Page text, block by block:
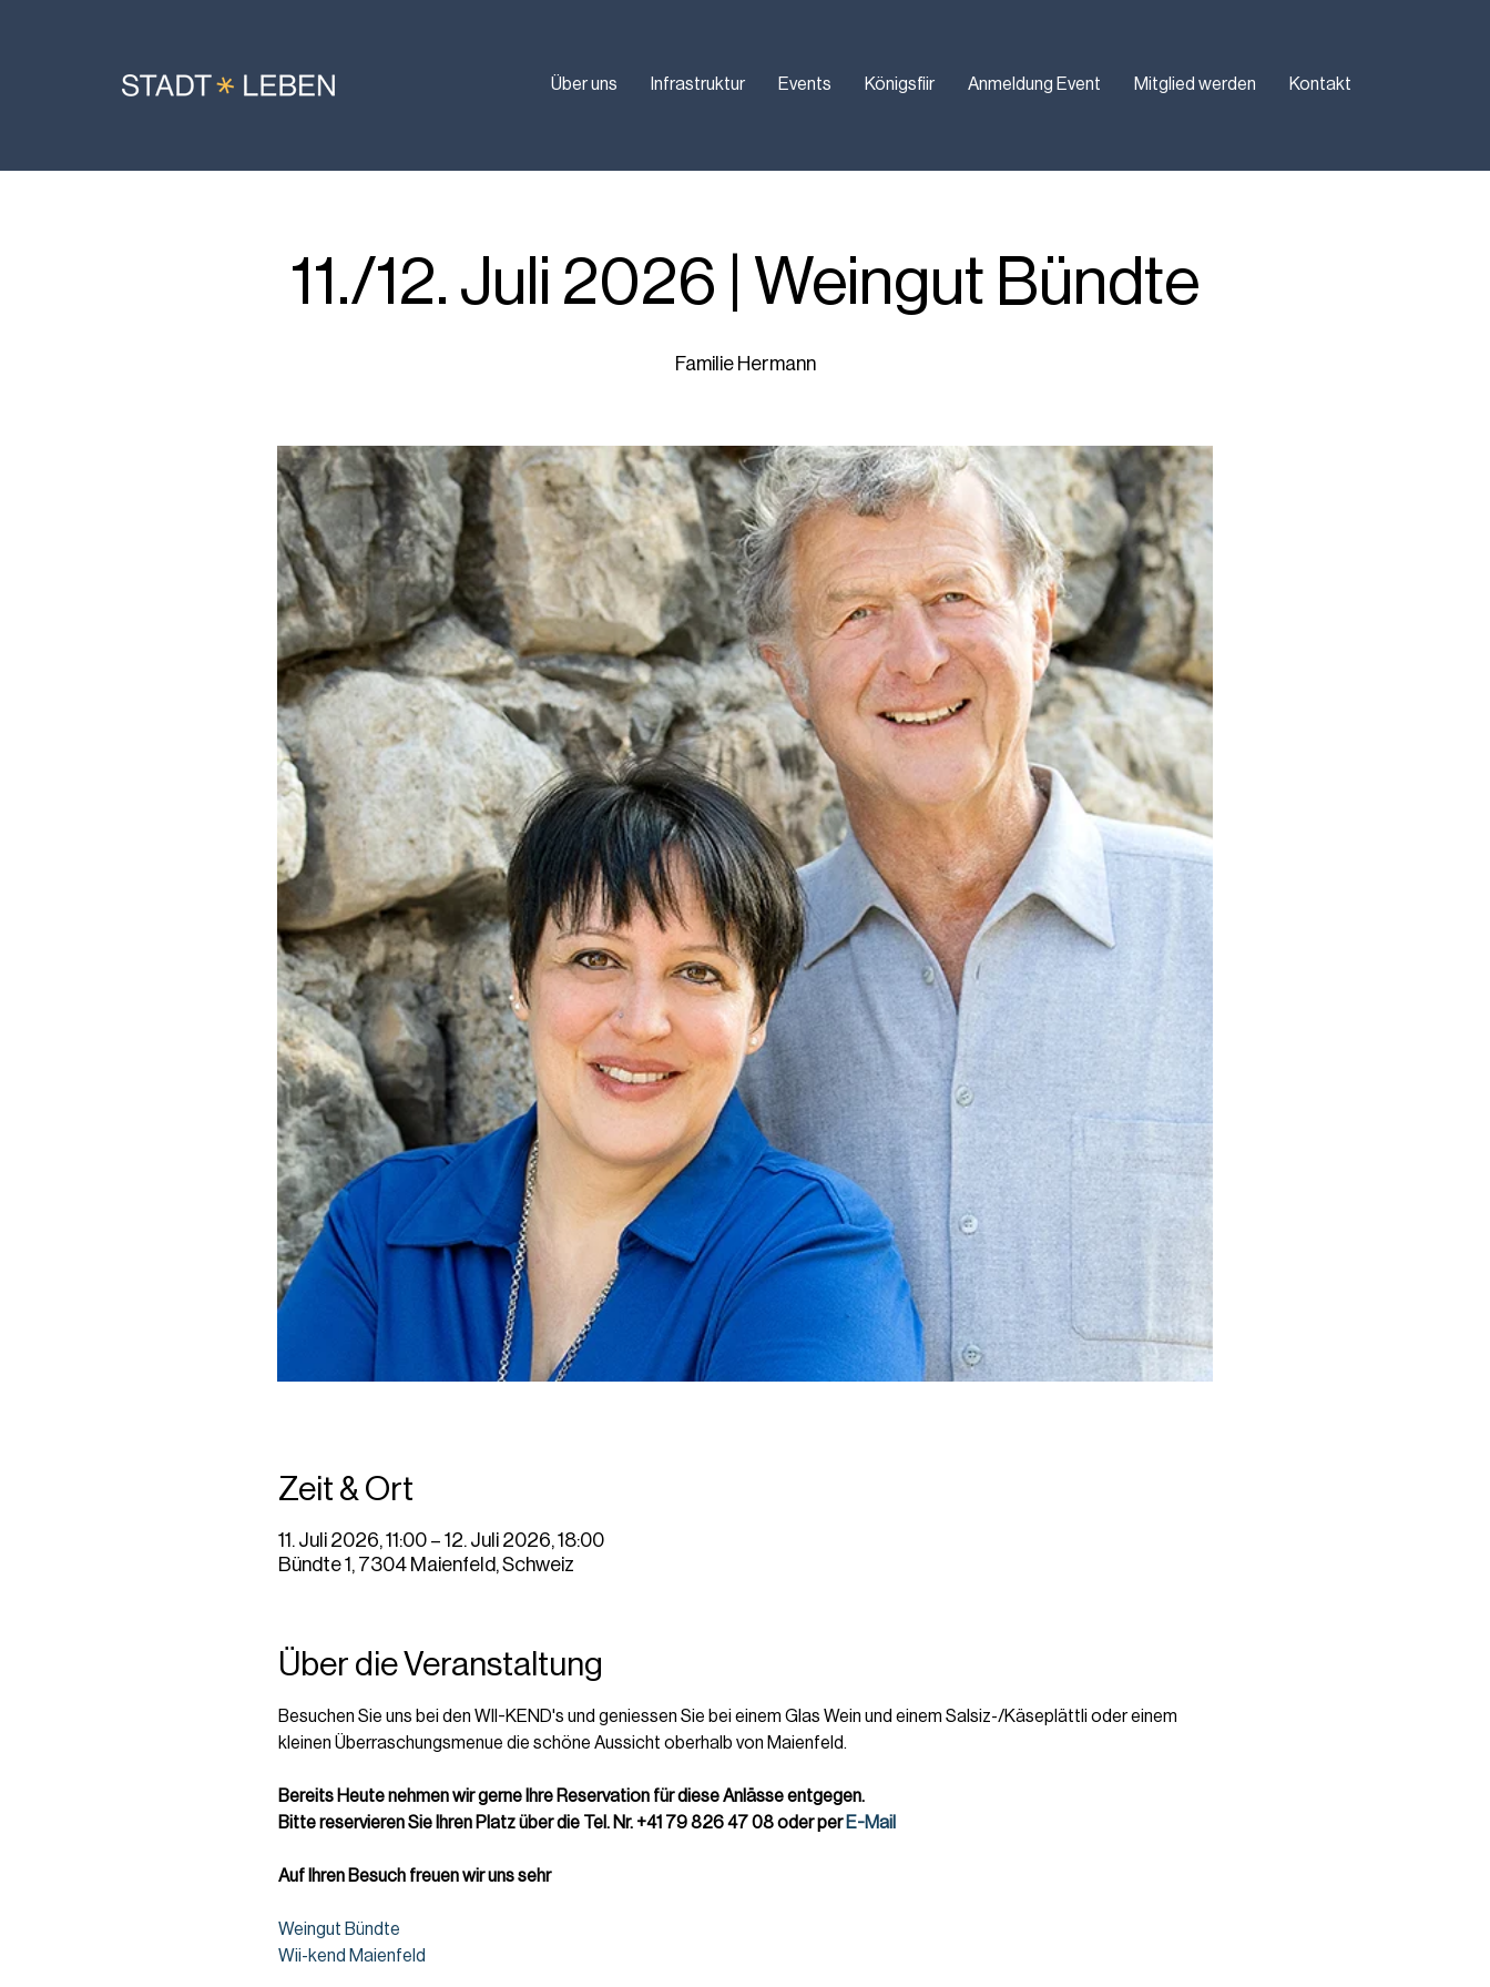
Über uns Infrastruktur Events Königsfiir Anmeldung Event Mitglied werden Kontakt
11./12. Juli 2026 | Weingut Bündte
Familie Hermann
Zeit & Ort
11. Juli 2026, 11:00 – 12. Juli 2026, 18:00
Bündte 1, 7304 Maienfeld, Schweiz
Über die Veranstaltung
Besuchen Sie uns bei den WII-KEND's und geniessen Sie bei einem Glas Wein und einem Salsiz-/Käseplättli oder einem
kleinen Überraschungsmenue die schöne Aussicht oberhalb von Maienfeld.
Bereits Heute nehmen wir gerne Ihre Reservation für diese Anlässe entgegen.
Bitte reservieren Sie Ihren Platz über die Tel. Nr. +41 79 826 47 08 oder per E-Mail
Auf Ihren Besuch freuen wir uns sehr
Weingut Bündte
Wii-kend Maienfeld